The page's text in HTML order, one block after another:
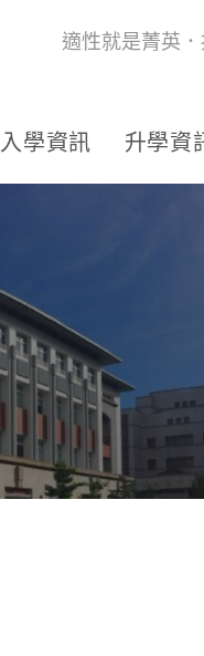
適性就是菁英
入學資訊 升學資